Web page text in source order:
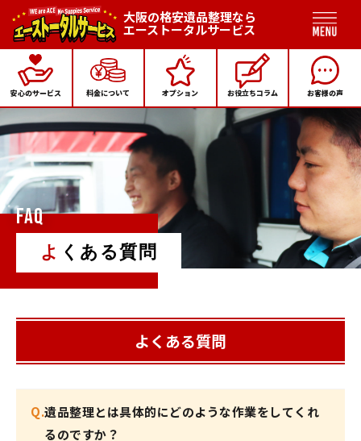
大阪の格安遺品整理なら
エーストータルサービス
安心のサービス 料金について オプション お役立ちコラム お客様の声
FAQ
よくある質問
よくある質問
Q.遺品整理とは具体的にどのような作業をしてくれ
るのですか？